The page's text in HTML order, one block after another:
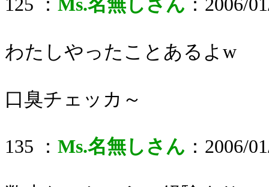
125 ： Ms.名無しさん ：2006/
わたしやったことあるよw
口臭チェッカ～
135 ： Ms.名無しさん ：2006/